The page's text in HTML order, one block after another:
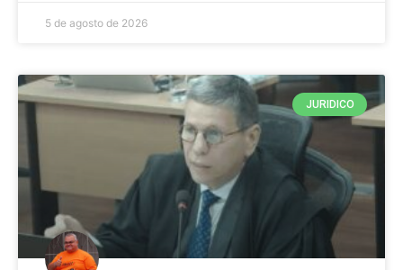
5 de agosto de 2026
JURIDICO